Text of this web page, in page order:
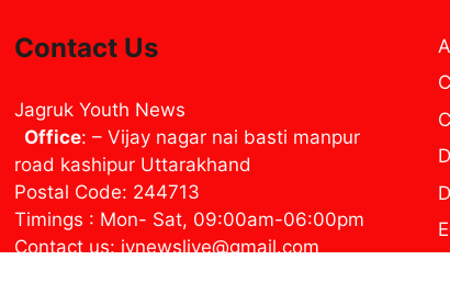
Contact Us
Jagruk Youth News
Office: – Vijay nagar nai basti manpur
road kashipur Uttarakhand
Postal Code: 244713
Timings : Mon- Sat, 09:00am-06:00pm
Contact us: jynewslive@gmail.com